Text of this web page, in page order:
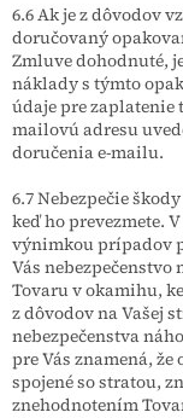
6.6 Ak je z dôvodov
doručovaný
Zmluve dohodnuté,
náklady s týmto
údaje pre zaplatenie
mailovú adresu
doručenia e-mailu.
6.7 Nebezpečie
keď ho prevezmete.
výnimkou prípadov
Vás
Tovaru v okamihu,
z dôvodov na Vašej
nebezpečenstva
pre Vás znamená,
spojené so stratou,
znehodnotením